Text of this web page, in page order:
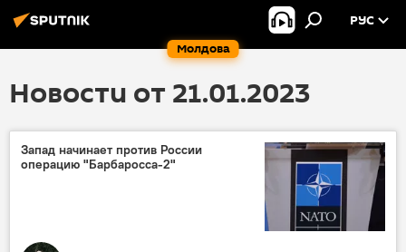
Молдова
РУС
Новости от 21.01.2023
Запад начинает против России
операцию "Барбаросса-2"